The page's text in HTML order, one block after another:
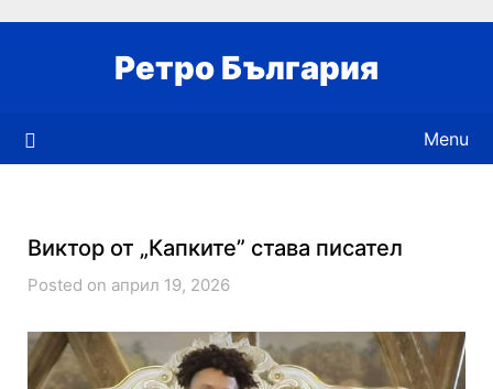
Ретро България
Menu
Виктор от „Капките” става писател
Posted on април 19, 2026